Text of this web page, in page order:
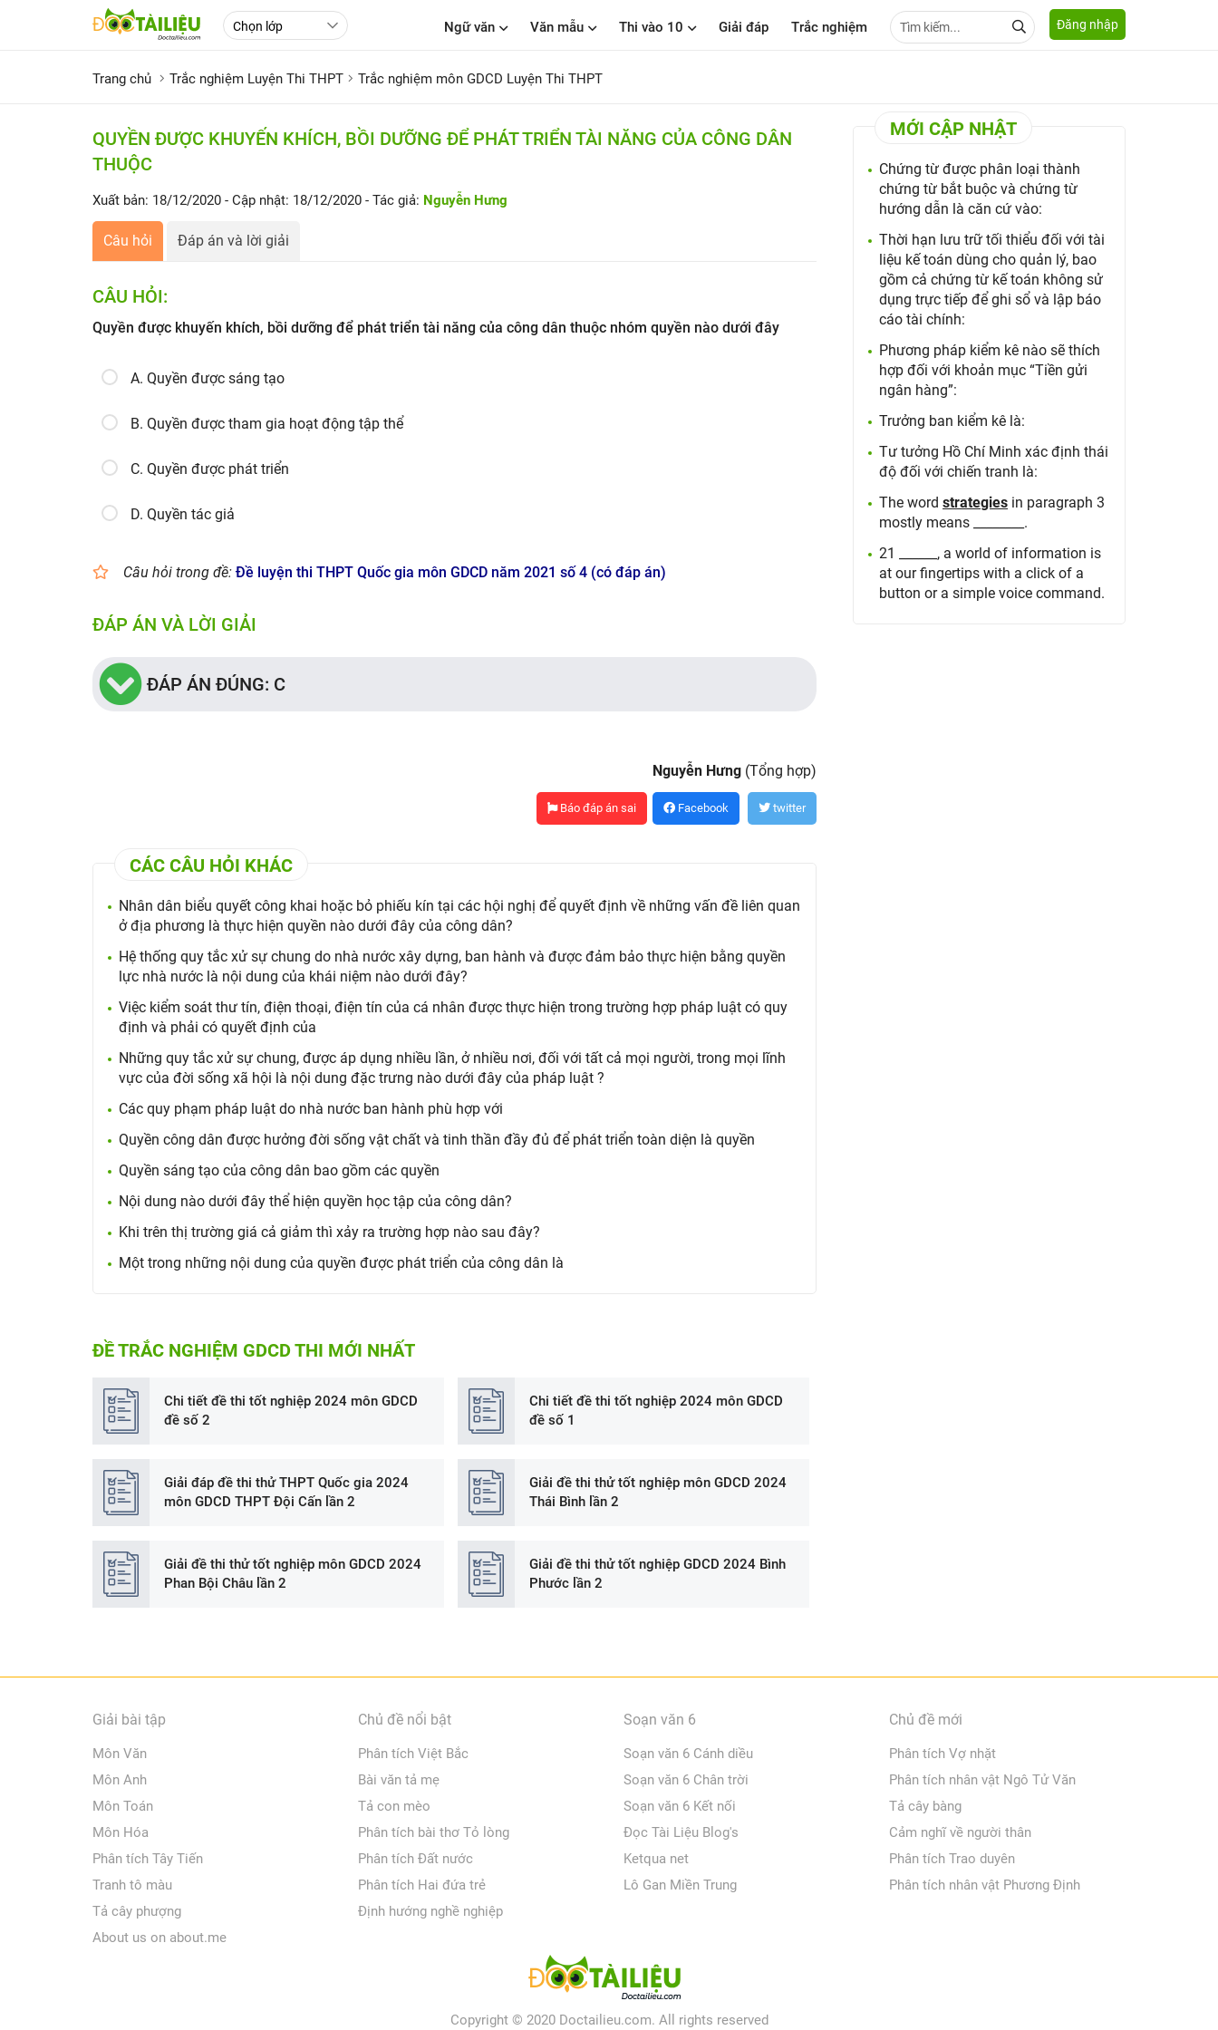
Ngữ văn Văn mẫu Thi vào 10 Giải đáp Trắc nghiệm Đăng nhập
Trang chủ Trắc nghiệm Luyện Thi THPT Trắc nghiệm môn GDCD Luyện Thi THPT
QUYỀN ĐƯỢC KHUYẾN KHÍCH, BỒI DƯỠNG ĐỂ PHÁT TRIỂN TÀI NĂNG CỦA CÔNG DÂN
THUỘC
Xuất bản: 18/12/2020 - Cập nhật: 18/12/2020 - Tác giả: Nguyễn Hưng
Câu hỏi Đáp án và lời giải
CÂU HỎI:
Quyền được khuyến khích, bồi dưỡng để phát triển tài năng của công dân thuộc nhóm quyền nào dưới đây
A. Quyền được sáng tạo
B. Quyền được tham gia hoạt động tập thể
C. Quyền được phát triển
D. Quyền tác giả
Câu hỏi trong đề: Đề luyện thi THPT Quốc gia môn GDCD năm 2021 số 4 (có đáp án)
ĐÁP ÁN VÀ LỜI GIẢI
ĐÁP ÁN ĐÚNG: C
Nguyễn Hưng (Tổng hợp)
Báo đáp án sai Facebook twitter
CÁC CÂU HỎI KHÁC
Nhân dân biểu quyết công khai hoặc bỏ phiếu kín tại các hội nghị để quyết định về những vấn đề liên quan
ở địa phương là thực hiện quyền nào dưới đây của công dân?
Hệ thống quy tắc xử sự chung do nhà nước xây dựng, ban hành và được đảm bảo thực hiện bằng quyền
lực nhà nước là nội dung của khái niệm nào dưới đây?
Việc kiểm soát thư tín, điện thoại, điện tín của cá nhân được thực hiện trong trường hợp pháp luật có quy
định và phải có quyết định của
Những quy tắc xử sự chung, được áp dụng nhiều lần, ở nhiều nơi, đối với tất cả mọi người, trong mọi lĩnh
vực của đời sống xã hội là nội dung đặc trưng nào dưới đây của pháp luật ?
Các quy phạm pháp luật do nhà nước ban hành phù hợp với
Quyền công dân được hưởng đời sống vật chất và tinh thần đầy đủ để phát triển toàn diện là quyền
Quyền sáng tạo của công dân bao gồm các quyền
Nội dung nào dưới đây thể hiện quyền học tập của công dân?
Khi trên thị trường giá cả giảm thì xảy ra trường hợp nào sau đây?
Một trong những nội dung của quyền được phát triển của công dân là
ĐỀ TRẮC NGHIỆM GDCD THI MỚI NHẤT
Chi tiết đề thi tốt nghiệp 2024 môn GDCD
đề số 2
Chi tiết đề thi tốt nghiệp 2024 môn GDCD
đề số 1
Giải đáp đề thi thử THPT Quốc gia 2024
môn GDCD THPT Đội Cấn lần 2
Giải đề thi thử tốt nghiệp môn GDCD 2024
Thái Bình lần 2
Giải đề thi thử tốt nghiệp môn GDCD 2024
Phan Bội Châu lần 2
Giải đề thi thử tốt nghiệp GDCD 2024 Bình
Phước lần 2
MỚI CẬP NHẬT
Chứng từ được phân loại thành
chứng từ bắt buộc và chứng từ
hướng dẫn là căn cứ vào:
Thời hạn lưu trữ tối thiểu đối với tài
liệu kế toán dùng cho quản lý, bao
gồm cả chứng từ kế toán không sử
dụng trực tiếp để ghi sổ và lập báo
cáo tài chính:
Phương pháp kiểm kê nào sẽ thích
hợp đối với khoản mục “Tiền gửi
ngân hàng”:
Trưởng ban kiểm kê là:
Tư tưởng Hồ Chí Minh xác định thái
độ đối với chiến tranh là:
The wordstrategies in paragraph 3
mostly means ________.
21 ______, a world of information is
at our fingertips with a click of a
button or a simple voice command.
Giải bài tập
Môn Văn
Môn Anh
Môn Toán
Môn Hóa
Phân tích Tây Tiến
Tranh tô màu
Tả cây phượng
About us on about.me
Chủ đề nổi bật
Phân tích Việt Bắc
Bài văn tả mẹ
Tả con mèo
Phân tích bài thơ Tỏ lòng
Phân tích Đất nước
Phân tích Hai đứa trẻ
Định hướng nghề nghiệp
Soạn văn 6
Soạn văn 6 Cánh diều
Soạn văn 6 Chân trời
Soạn văn 6 Kết nối
Đọc Tài Liệu Blog's
Ketqua net
Lô Gan Miền Trung
Chủ đề mới
Phân tích Vợ nhặt
Phân tích nhân vật Ngô Tử Văn
Tả cây bàng
Cảm nghĩ về người thân
Phân tích Trao duyên
Phân tích nhân vật Phương Định
Copyright © 2020 Doctailieu.com. All rights reserved